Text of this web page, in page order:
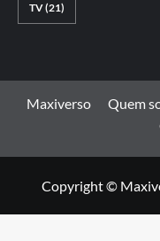
TV(21)
Maxiverso Quem
Copyright ©